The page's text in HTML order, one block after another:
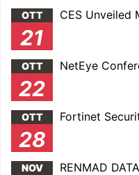
OTT
21
CES Unveiled
OTT
22
NetEye
OTT
28
Fortinet
NOV RENMAD